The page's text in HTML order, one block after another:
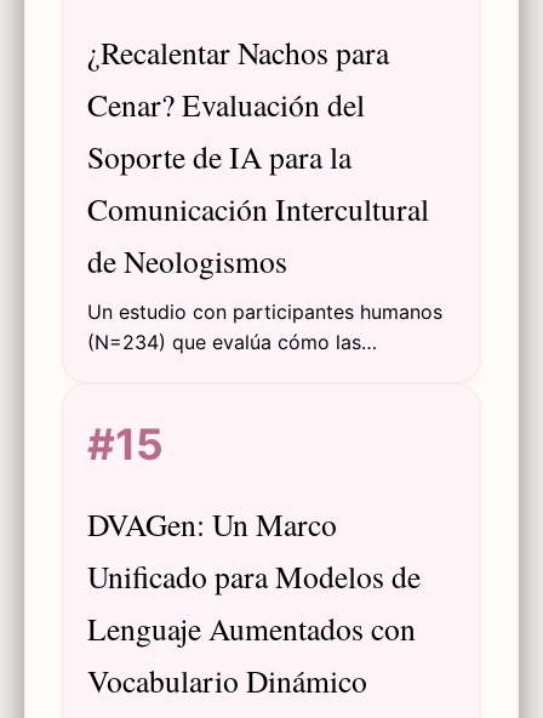
¿Recalentar Nachos para
Cenar? Evaluación del
Soporte de IA para la
Comunicación Intercultural
de Neologismos
Un estudio con participantes humanos
(N=234) que evalúa cómo las
hablantes no nativos a aprender y usar
neologismos en inglés en comunicación
#15
DVAGen: Un Marco
Unificado para Modelos de
Lenguaje Aumentados con
Vocabulario Dinámico